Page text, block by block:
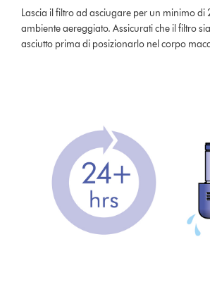
Lascia il filtro ad asciugare per un minimo di
ambiente aereggiato. Assicurati che il filtro
asciutto prima di posizionarlo nel corpo